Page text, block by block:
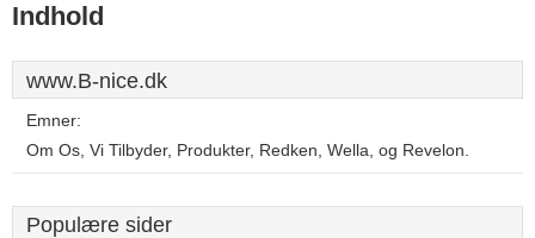
Indhold
www.B-nice.dk
Emner:
Om Os, Vi Tilbyder, Produkter, Redken, Wella, og Revelon.
Populære sider